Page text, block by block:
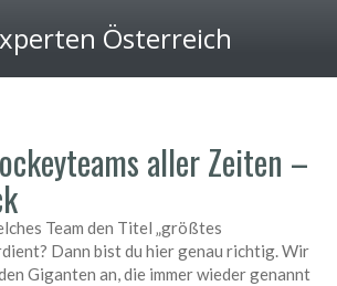
Österreich
aller Zeiten –
Team den Titel „größtes
Dann bist du hier genau richtig. Wir
Giganten an, die immer wieder genannt